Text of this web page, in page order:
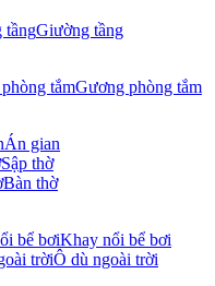
Giường tầng
Gương phòng tắm
Án gian
Sập thờ
Bàn thờ
Khay nổi bể bơi
Ô dù ngoài trời